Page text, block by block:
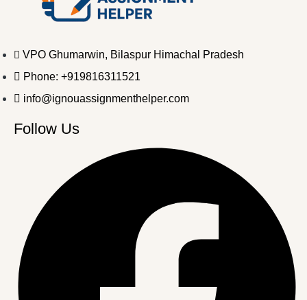
VPO Ghumarwin, Bilaspur Himachal Pradesh
Phone: +919816311521
info@ignouassignmenthelper.com
Follow Us